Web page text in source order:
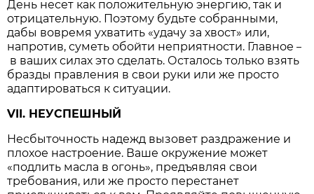
День несет как положительную энергию, так и
отрицательную. Поэтому будьте собранными,
дабы вовремя ухватить «удачу за хвост» или,
напротив, суметь обойти неприятности. Главное–
в ваших силах это сделать. Осталось только взять
бразды правления в свои руки или же просто
адаптироваться к ситуации.
VII. НЕУСПЕШНЫЙ
Несбыточность надежд вызовет раздражение и
плохое настроение. Ваше окружение может
«подлить масла в огонь», предъявляя свои
требования, или же просто перестанет